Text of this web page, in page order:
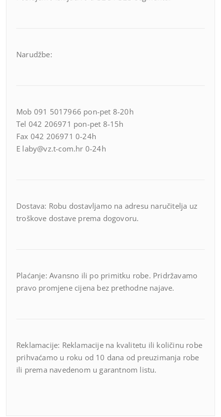
Narudžbe:
Mob 091 5017966 pon-pet 8-20h
Tel 042 206971 pon-pet 8-15h
Fax 042 206971 0-24h
E laby@vz.t-com.hr 0-24h
Dostava: Robu dostavljamo na adresu naručitelja uz
troškove dostave prema dogovoru.
Plaćanje: Avansno ili po primitku robe. Pridržavamo
pravo promjene cijena bez prethodne najave.
Reklamacije: Reklamacije na kvalitetu ili količinu robe
prihvaćamo u roku od 10 dana od preuzimanja robe
ili prema navedenom u garantnom listu.